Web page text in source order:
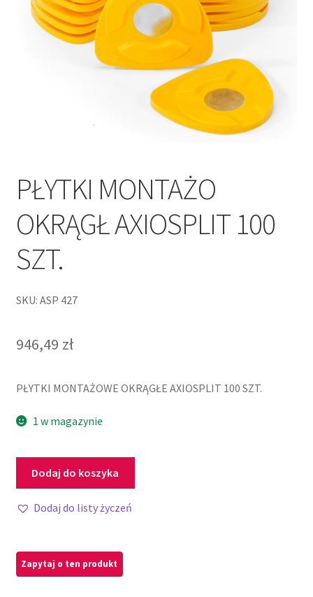
PŁYTKI MONTAŻO
OKRĄGŁ AXIOSPLIT 100
SZT.
SKU: ASP 427
946,49 zł
PŁYTKI MONTAŻOWE OKRĄGŁE AXIOSPLIT 100 SZT.
1 w magazynie
Dodaj do koszyka
Dodaj do listy życzeń